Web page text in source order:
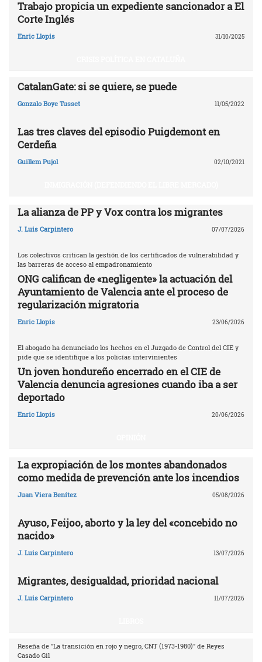
Trabajo propicia un expediente sancionador a El
Corte Inglés
Enric Llopis 31/10/2025
CatalanGate: si se quiere, se puede
Gonzalo Boye Tusset 11/05/2022
Las tres claves del episodio Puigdemont en
Cerdeña
Guillem Pujol 02/10/2021
La alianza de PP y Vox contra los migrantes
J. Luis Carpintero 07/07/2026
Los colectivos critican la gestión de los certificados de vulnerabilidad y
las barreras de acceso al empadronamiento
ONG califican de «negligente» la actuación del
Ayuntamiento de Valencia ante el proceso de
regularización migratoria
Enric Llopis 23/06/2026
El abogado ha denunciado los hechos en el Juzgado de Control del CIE y
pide que se identifique a los policías intervinientes
Un joven hondureño encerrado en el CIE de
Valencia denuncia agresiones cuando iba a ser
deportado
Enric Llopis 20/06/2026
La expropiación de los montes abandonados
como medida de prevención ante los incendios
Juan Viera Benítez 05/08/2026
Ayuso, Feijoo, aborto y la ley del «concebido no
nacido»
J. Luis Carpintero 13/07/2026
Migrantes, desigualdad, prioridad nacional
J. Luis Carpintero 11/07/2026
Reseña de "La transición en rojo y negro, CNT (1973-1980)" de Reyes
Casado Gil